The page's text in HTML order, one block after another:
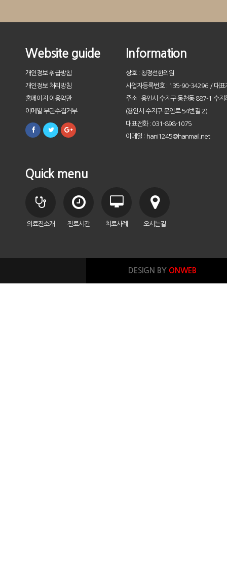
Website guide
개인정보 취급방침
개인정보 처리방침
홈페이지 이용약관
이메일 무단수집거부
Information
상호 : 청정선한의원
사업자등록번호 : 135-90-34296 / 대표
주소 : 용인시 수지구 동천동 887-1 수지
(용인시 수지구 문인로 54번길 2)
대표전화 : 031-898-1075
이메일 : hani1245@hanmail.net
Quick menu
의료진소개 진료시간 치료사례 오시는길
DESIGN BY ONWEB